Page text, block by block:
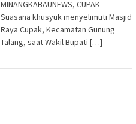
MINANGKABAUNEWS, CUPAK —
Suasana khusyuk menyelimuti Masjid
Raya Cupak, Kecamatan Gunung
Talang, saat Wakil Bupati […]